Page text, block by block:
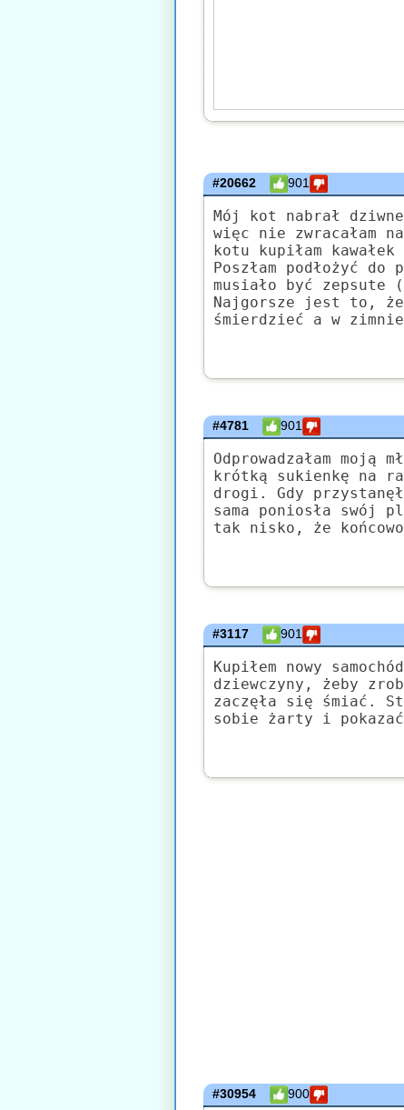
#20662 901
Mój kot nabrał
więc nie zwracałam
kotu kupiłam
Poszłam podłożyć
musiało być
Najgorsze jest to,
śmierdzieć a w
#4781 901
Odprowadzałam
krótką sukienkę na
drogi. Gdy
sama poniosła swój
tak nisko, że
#3117 901
Kupiłem nowy
dziewczyny, żeby
zaczęła się śmiać.
sobie żarty i pokazać
#30954 900